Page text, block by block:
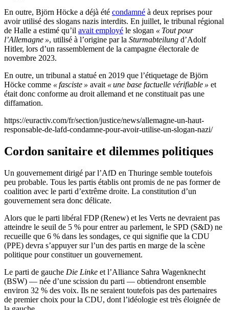
En outre, Björn Höcke a déjà été condamné à deux reprises pour
avoir utilisé des slogans nazis interdits. En juillet, le tribunal régional
de Halle a estimé qu’il avait employé le slogan « Tout pour
l’Allemagne », utilisé à l’origine par la Sturmabteilung d’Adolf
Hitler, lors d’un rassemblement de la campagne électorale de
novembre 2023.
En outre, un tribunal a statué en 2019 que l’étiquetage de Björn
Höcke comme « fasciste » avait « une base factuelle vérifiable » et
était donc conforme au droit allemand et ne constituait pas une
diffamation.
https://euractiv.com/fr/section/justice/news/allemagne-un-haut-
responsable-de-lafd-condamne-pour-avoir-utilise-un-slogan-nazi/
Cordon sanitaire et dilemmes politiques
Un gouvernement dirigé par l’AfD en Thuringe semble toutefois
peu probable. Tous les partis établis ont promis de ne pas former de
coalition avec le parti d’extrême droite. La constitution d’un
gouvernement sera donc délicate.
Alors que le parti libéral FDP (Renew) et les Verts ne devraient pas
atteindre le seuil de 5 % pour entrer au parlement, le SPD (S&D) ne
recueille que 6 % dans les sondages, ce qui signifie que la CDU
(PPE) devra s’appuyer sur l’un des partis en marge de la scène
politique pour constituer un gouvernement.
Le parti de gauche Die Linke et l’Alliance Sahra Wagenknecht
(BSW) — née d’une scission du parti — obtiendront ensemble
environ 32 % des voix. Ils ne seraient toutefois pas des partenaires
de premier choix pour la CDU, dont l’idéologie est très éloignée de